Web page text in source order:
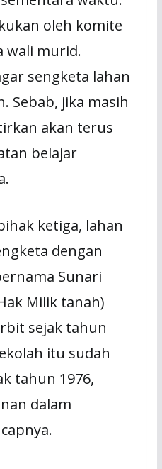
oleh komite
wali murid.
sengketa lahan
Sebab, jika masih
akan terus
belajar
ketiga, lahan
dengan
Sunari
Milik tanah)
sejak tahun
itu sudah
tahun 1976,
dalam